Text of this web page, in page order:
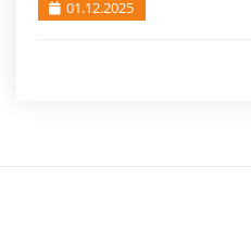
01.12.2025